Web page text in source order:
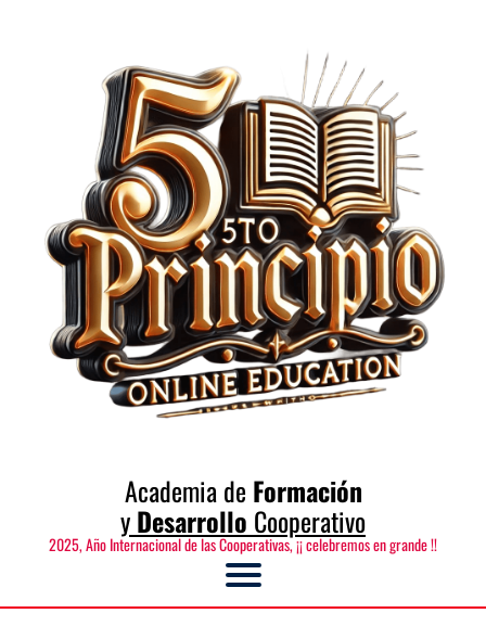
Academia de Formación
yDesarrollo Cooperativo
2025, Año Internacional de las Cooperativas, ¡¡ celebremos en grande !!